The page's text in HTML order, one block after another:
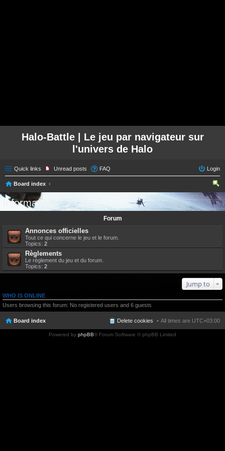
Halo-Battle | Le jeu par navigateur sur
l'univers de Halo
Quick links Unread posts FAQ Login
Board index
ear
ch
Informations
Forum
Annonces officielles
Tout ce qui concerne le jeu et le forum.
Topics: 2
Règlements
Le règlement du jeu et du forum.
Topics: 2
Jump to
WHO IS ONLINE
Users browsing this forum: No registered users and 6 guests
Board index All times are UTC+03:00
Delete cookies
Powered by phpBB® Forum Software © phpBB Limited